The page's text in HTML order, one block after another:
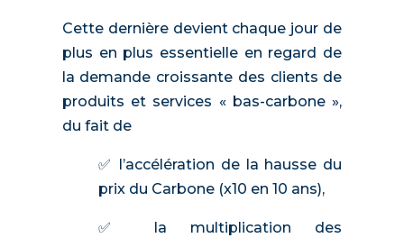
Cette dernière devient chaque jour de
plus en plus essentielle en regard de
la demande croissante des clients de
produits et services « bas-carbone »,
du fait de
✅ l’accélération de la hausse du
prix du Carbone (x10 en 10 ans),
✅ la multiplication des